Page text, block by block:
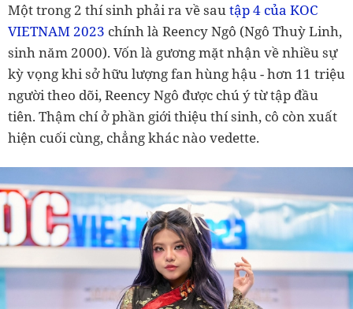
Một trong 2 thí sinh phải ra về sautập 4 của KOC
VIETNAM 2023 chính là Reency Ngô (Ngô Thuỳ Linh,
sinh năm 2000). Vốn là gương mặt nhận về nhiều sự
kỳ vọng khi sở hữu lượng fan hùng hậu - hơn 11 triệu
người theo dõi, Reency Ngô được chú ý từ tập đầu
tiên. Thậm chí ở phần giới thiệu thí sinh, cô còn xuất
hiện cuối cùng, chẳng khác nào vedette.